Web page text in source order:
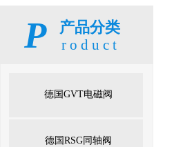
P 产品分类
产品分类
roduct
roduct
德国GVT电磁阀
德国RSG同轴阀